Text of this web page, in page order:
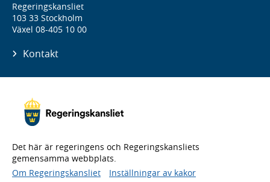
Regeringskansliet
103 33 Stockholm
Växel 08-405 10 00
Kontakt
Det här är regeringens och Regeringskansliets
gemensamma webbplats.
Om Regeringskansliet
Inställningar av kakor